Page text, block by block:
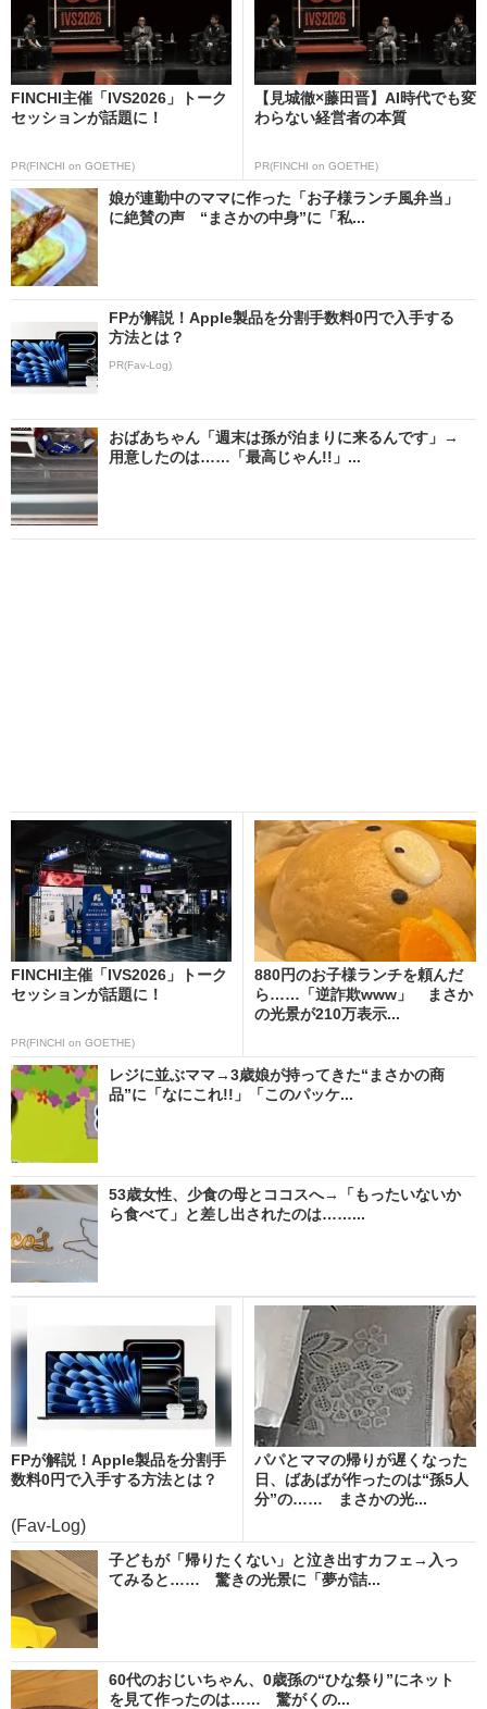
FINCHI主催「IVS2026」トーク
セッションが話題に！
PR(FINCHI on GOETHE)
【見城徹×藤田晋】AI時代でも変
わらない経営者の本質
PR(FINCHI on GOETHE)
娘が連勤中のママに作った「お子様ランチ風弁当」
に絶賛の声 “まさかの中身”に「私...
FPが解説！Apple製品を分割手数料0円で入手する
方法とは？
PR(Fav-Log)
おばあちゃん「週末は孫が泊まりに来るんです」→
用意したのは……「最高じゃん!!」...
FINCHI主催「IVS2026」トーク
セッションが話題に！
PR(FINCHI on GOETHE)
880円のお子様ランチを頼んだ
ら……「逆詐欺www」 まさか
の光景が210万表示...
レジに並ぶママ→3歳娘が持ってきた“まさかの商
品”に「なにこれ!!」「このパッケ...
53歳女性、少食の母とココスへ→「もったいないか
ら食べて」と差し出されたのは……...
FPが解説！Apple製品を分割手
数料0円で入手する方法とは？
(Fav-Log)
パパとママの帰りが遅くなった
日、ばあばが作ったのは“孫5人
分”の…… まさかの光...
子どもが「帰りたくない」と泣き出すカフェ→入っ
てみると…… 驚きの光景に「夢が詰...
60代のおじいちゃん、0歳孫の“ひな祭り”にネット
を見て作ったのは…… 驚がくの...